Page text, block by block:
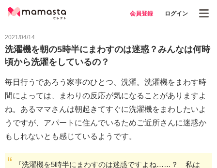
会員登録 ログイン
2021/04/14
洗濯機を朝の5時半にまわすのは迷惑？みんなは何時
頃から洗濯をしているの？
毎日行うであろう家事のひとつ、洗濯。洗濯機をまわす時
間によっては、まわりの反応が気になることがありますよ
ね。あるママさんは朝起きてすぐに洗濯機をまわしたいよ
うですが、アパートに住んでいるためご近所さんに迷惑か
もしれないとも感じているようです。
『洗濯機を5時半にまわすのは迷惑ですよね……？ 私は